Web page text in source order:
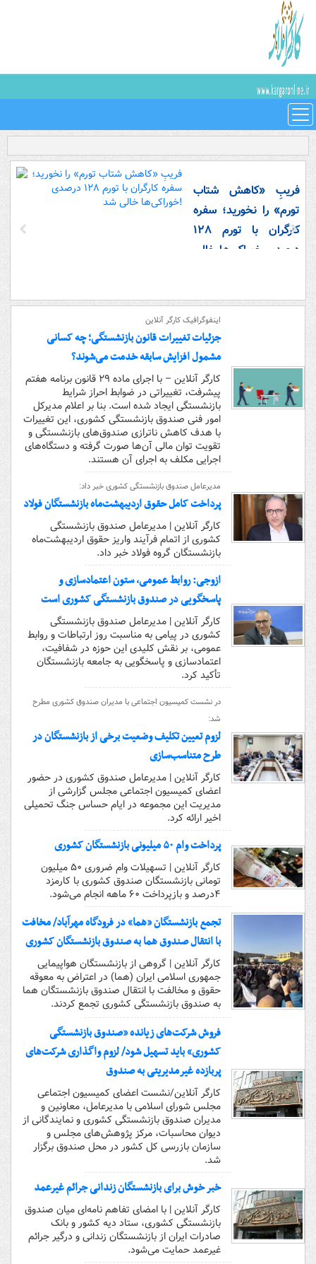
فریبِ «کاهش شتاب
تورم» را نخورید؛ سفره
کارگران با تورم ۱۲۸
درصدی خوراکی‌ها خالی
اینفوگرافیک کارگر آنلاین
جزئیات تغییرات قانون بازنشستگی؛ چه کسانی
مشمول افزایش سابقه خدمت می‌شوند؟
کارگر آنلاین – با اجرای ماده ۲۹ قانون برنامه هفتم
پیشرفت، تغییراتی در ضوابط احراز شرایط
بازنشستگی ایجاد شده است. بنا بر اعلام مدیرکل
امور فنی صندوق بازنشستگی کشوری، این تغییرات
با هدف کاهش ناترازی صندوق‌های بازنشستگی و
تقویت توان مالی آن‌ها صورت گرفته و دستگاه‌های
اجرایی مکلف به اجرای آن هستند.
مدیرعامل صندوق بازنشستگی کشوری خبر داد:
پرداخت کامل حقوق اردیبهشت‌ماه بازنشستگان فولاد
کارگر آنلاین | مدیرعامل صندوق بازنشستگی
کشوری از اتمام فرآیند واریز حقوق اردیبهشت‌ماه
بازنشستگان گروه فولاد خبر داد.
ازوجی: روابط عمومی، ستون اعتمادسازی و
پاسخگویی در صندوق بازنشستگی کشوری است
کارگر آنلاین | مدیرعامل صندوق بازنشستگی
کشوری در پیامی به مناسبت روز ارتباطات و روابط
عمومی، بر نقش کلیدی این حوزه در شفافیت،
اعتمادسازی و پاسخگویی به جامعه بازنشستگان
تأکید کرد.
در نشست کمیسیون اجتماعی با مدیران صندوق کشوری مطرح
شد:
لزوم تعیین تکلیف وضعیت برخی از بازنشستگان در
طرح متناسب‌سازی
کارگر آنلاین | مدیرعامل صندوق کشوری در حضور
اعضای کمیسیون اجتماعی مجلس گزارشی از
مدیریت این مجموعه در ایام حساس جنگ تحمیلی
اخیر ارائه کرد.
پرداخت وام ۵۰ میلیونی بازنشستگان کشوری
کارگر آنلاین | تسهیلات وام ضروری ۵۰ میلیون
تومانی بازنشستگان صندوق کشوری با کارمزد
۴درصد و بازپرداخت ۶۰ ماهه انجام می‌شود.
تجمع بازنشستگان «هما» در فرودگاه مهر‌آباد/ مخافت
با انتقال صندوق هما به صندوق بازنشستگان کشوری
کارگر آنلاین | گروهی از بازنشستگان هواپیمایی
جمهوری اسلامی ایران (هما) در اعتراض به معوقه
حقوق و مخالفت با انتقال صندوق بازنشستگان هما
به صندوق بازنشستگی کشوری تجمع کردند.
فروش شرکت‌های زیانده «صندوق بازنشستگی
کشوری» باید تسهیل شود/ لزوم واگذاری شرکت‌های
پربازده غیرمدیریتی به صندوق
کارگر آنلاین/نشست اعضای کمیسیون اجتماعی
مجلس شورای اسلامی با مدیرعامل، معاونین و
مدیران صندوق بازنشستگی کشوری و نمایندگانی از
دیوان محاسبات، مرکز پژوهش‌های مجلس و
سازمان بازرسی کل کشور در محل صندوق برگزار
شد.
خبر خوش برای بازنشستگان زندانی جرائم غیرعمد
کارگر آنلاین | با امضای تفاهم نامه‌ای میان صندوق
بازنشستگی کشوری، ستاد دیه کشور و بانک
صادرات ایران از بازنشستگان زندانی و درگیر جرائم
غیرعمد حمایت می‌شود.